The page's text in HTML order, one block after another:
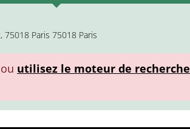
Paris 75018 Paris
ou utilisez le moteur de recherche